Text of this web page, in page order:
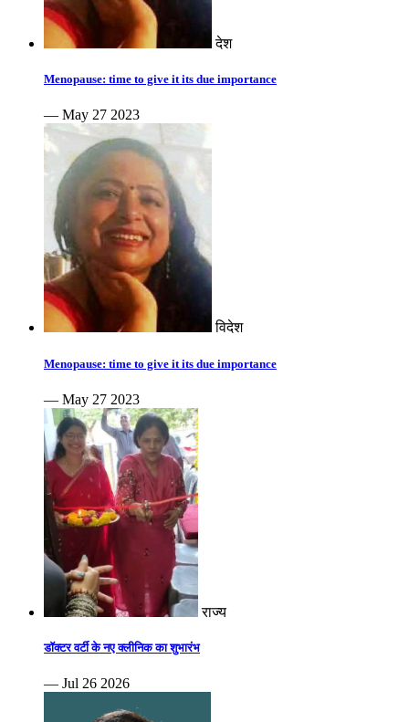
देश
Menopause: time to give it its due importance
— May 27 2023
विदेश
Menopause: time to give it its due importance
— May 27 2023
राज्य
डॉक्टर वर्टी के नए क्लीनिक का शुभारंभ
— Jul 26 2026